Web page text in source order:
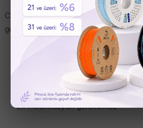
Creality tarafından SPARKX i7
geliştirilmiştir.
Doğrudan montaj
OEM kalite standardı
Orijinal bağlantılar
Ek modifikasyon gerektirmez